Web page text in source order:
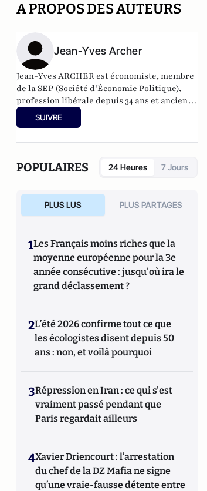
A PROPOS DES AUTEURS
Jean-Yves Archer
Jean-Yves ARCHER est économiste, membre
de la SEP (Société d’Économie Politique),
profession libérale depuis 34 ans et ancien
de l’ENA
SUIVRE
POPULAIRES 24 Heures 7 Jours
PLUS LUS PLUS PARTAGES
1Les Français moins riches que la
moyenne européenne pour la 3e
année consécutive : jusqu'où ira le
grand déclassement ?
2L’été 2026 confirme tout ce que
les écologistes disent depuis 50
ans : non, et voilà pourquoi
3Répression en Iran : ce qui s'est
vraiment passé pendant que
Paris regardait ailleurs
4Xavier Driencourt : l’arrestation
du chef de la DZ Mafia ne signe
qu’une vraie-fausse détente entre